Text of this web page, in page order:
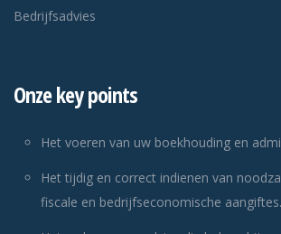
Bedrijfsadvies
Onze key points
Het voeren van uw boekhouding en
Het tijdig en correct indienen van
fiscale en bedrijfseconomische aangiftes.